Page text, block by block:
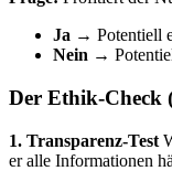
Ja → Potentiell
Nein →
Der Ethik-Check
1. Transparenz-Test
er alle Informationen